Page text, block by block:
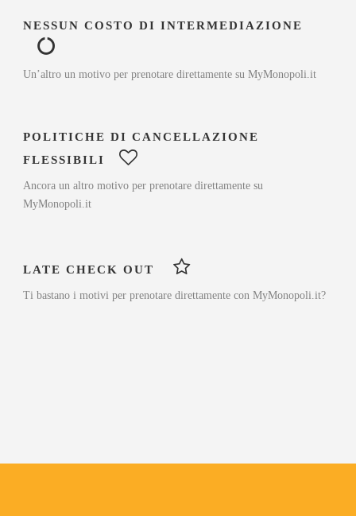
NESSUN COSTO DI INTERMEDIAZIONE
Un’altro un motivo per prenotare direttamente su MyMonopoli.it
POLITICHE DI CANCELLAZIONE
FLESSIBILI
Ancora un altro motivo per prenotare direttamente su
MyMonopoli.it
LATE CHECK OUT
Ti bastano i motivi per prenotare direttamente con MyMonopoli.it?